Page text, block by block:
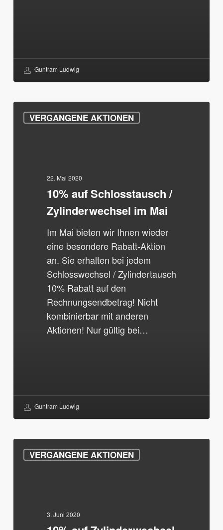
Guntram Ludwig
VERGANGENE AKTIONEN
10%
auf
22. Mai 2020
10% auf Schlosstausch /
Zylinderwechsel im Mai
Im Mai bieten wir Ihnen wieder
eine besondere Rabatt-Aktion
an. Sie erhalten bei jedem
Schlosswechsel / Zylindertausch
10% Rabatt auf den
Rechnungsendbetrag! Nicht
kombinierbar mit anderen
Aktionen! Nur gültig bei…
Guntram Ludwig
VERGANGENE AKTIONEN
auf
3. Juni 2020